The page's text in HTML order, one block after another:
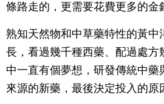
條路走的，更需要花費更多的金
熟知天然物和中草藥特性的黃中
長，看過幾千種西藥、配過處方
中一直有個夢想，研發傳統中藥
來源的新藥，最後決定投入的原